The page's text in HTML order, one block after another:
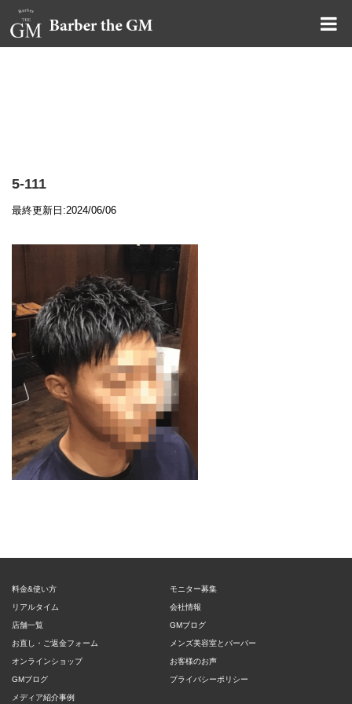
5-111
最終更新日:2024/06/06
料金&使い方
リアルタイム
店舗一覧
お直し・ご返金フォーム
オンラインショップ
GMブログ
メディア紹介事例
モニター募集
会社情報
GMブログ
メンズ美容室とバーバー
お客様のお声
プライバシーポリシー